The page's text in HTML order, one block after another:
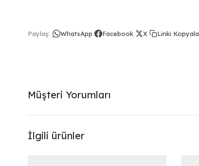
Paylaş: WhatsApp Facebook X Linki Kopyala
Müşteri Yorumları
İlgili ürünler